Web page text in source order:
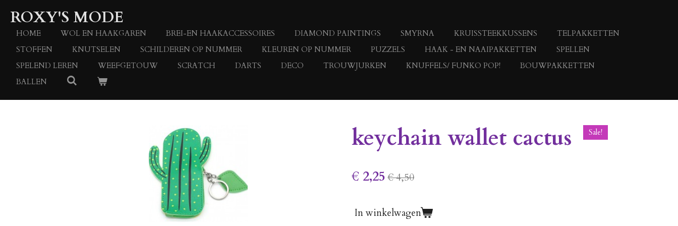
Ga
direct
naar
hoofdinhoud
ROXY'S MODE
HOME WOL EN HAAKGAREN BREI-EN HAAKACCESSOIRES DIAMOND PAINTINGS SMYRNA KRUISSTEEKKUSSENS
TELPAKKETTEN
STOFFEN
KNUTSELEN SCHILDEREN OP NUMMER KLEUREN OP NUMMER PUZZELS HAAK - EN NAAIPAKKETTEN
SPELLEN
SPELEND LEREN
WEEFGETOUW SCRATCH DARTS DECO TROUWJURKEN KNUFFELS/ FUNKO POP!
BOUWPAKKETTEN
BALLEN
keychain wallet cactus Sale!
€ 2,25€ 4,50
In winkelwagen